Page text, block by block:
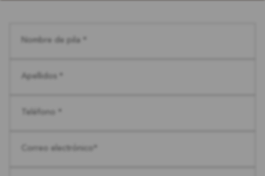
Nombre de pila *
Apellidos *
Teléfono *
Correo electrónico*